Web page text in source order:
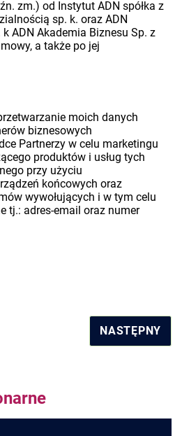
zm.) od Instytut ADN spółka z
sp. k. oraz ADN
ADN Akademia Biznesu Sp. z
a także po jej
moich danych
biznesowych
Partnerzy w celu marketingu
produktów i usług tych
przy użyciu
końcowych oraz
wywołujących i w tym celu
tj.: adres-email oraz numer
NASTĘPNY